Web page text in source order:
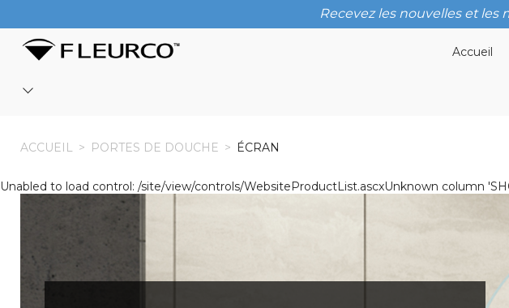
Recevez les nouvelles et les
Accueil
ACCUEIL
ACCUEIL > PORTES DE DOUCHE > ÉCRAN
Unabled to load control: /site/view/controls/WebsiteProductList.ascxUnknown column